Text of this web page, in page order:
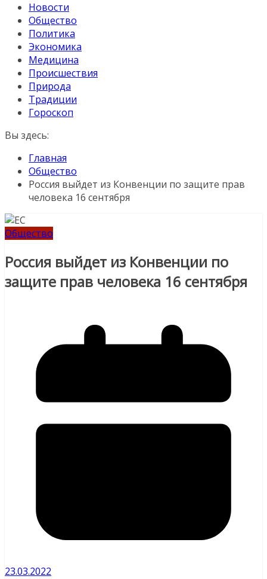
Новости
Общество
Политика
Экономика
Медицина
Происшествия
Природа
Традиции
Гороскоп
Вы здесь:
Главная
Общество
Россия выйдет из Конвенции по защите прав
человека 16 сентября
Общество
Россия выйдет из Конвенции по
защите прав человека 16 сентября
23.03.2022